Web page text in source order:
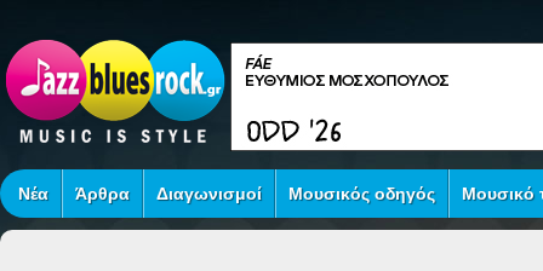
Νέα Άρθρα Διαγωνισμοί Μουσικός οδηγός Μουσικό